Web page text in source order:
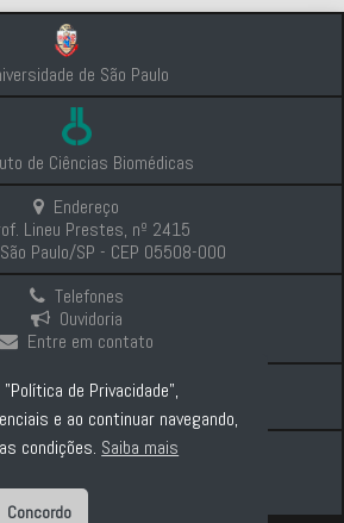
de São Paulo
de Ciências Biomédicas
Endereço
Lineu Prestes, nº 2415
Paulo/SP - CEP 05508-000
Telefones
Ouvidoria
Entre em contato
Intranet
Comunicação e Imprensa
Politica de Privacidade
de Privacidade",
e ao continuar navegando,
condições. Saiba mais
Concordo